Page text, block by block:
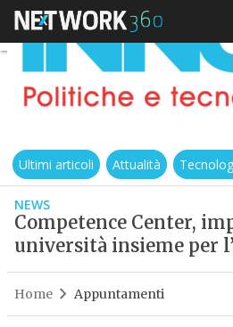
Ultimi articoli Attualità
NEWS
Competence Center,
università insieme per
Home Appuntamenti